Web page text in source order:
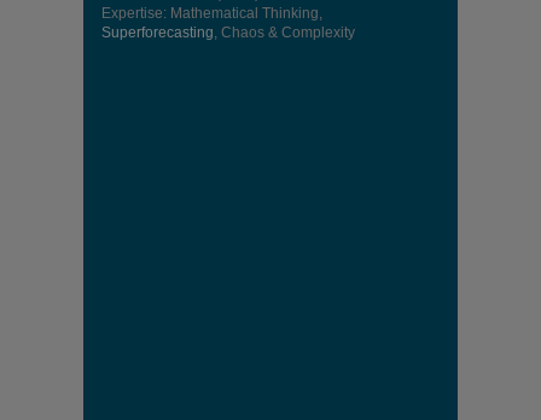
Expertise: Mathematical Thinking,
Superforecasting, Chaos & Complexity